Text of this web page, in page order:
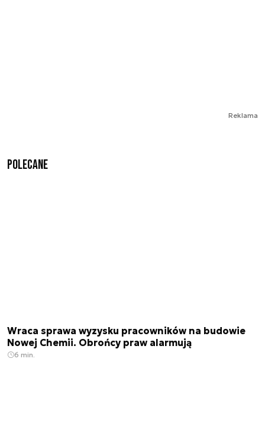
Reklama
Polecane
Wraca sprawa wyzysku pracowników na budowie
Nowej Chemii. Obrońcy praw alarmują
6 min.